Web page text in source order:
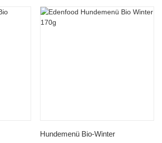
Schnellkauf
Hundemenü Bio-Winter